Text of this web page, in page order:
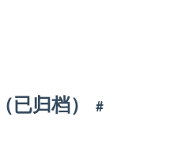
已归档） #